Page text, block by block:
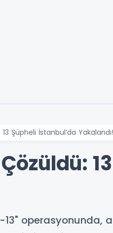
13 Şüpheli İstanbul’da Yakalandı!
Çözüldü:
operasyonunda,